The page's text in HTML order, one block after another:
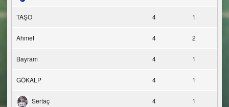
TAŞO 4 1
Ahmet 4 2
Bayram 4 1
GÖKALP 4 1
Sertaç 4 1